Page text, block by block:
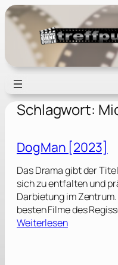
Zum
Inhalt
springen
Schlagwort:
DogMan [2023]
Das Drama gibt der
sich zu entfalten und
Darbietung im
besten Filme des
Weiterlesen: